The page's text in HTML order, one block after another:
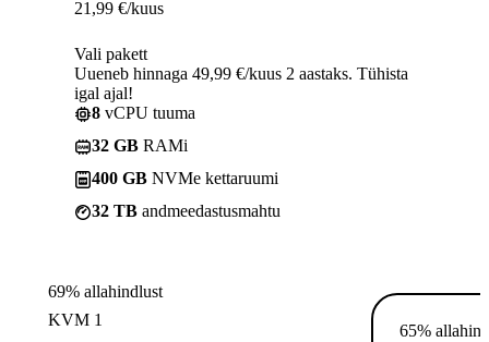
21,99 €/kuus
Vali pakett
Uueneb hinnaga 49,99 €/kuus 2 aastaks. Tühista
igal ajal!
8 vCPU tuuma
32 GB RAMi
400 GB NVMe kettaruumi
32 TB andmeedastusmahtu
69% allahindlust
KVM 1
65%